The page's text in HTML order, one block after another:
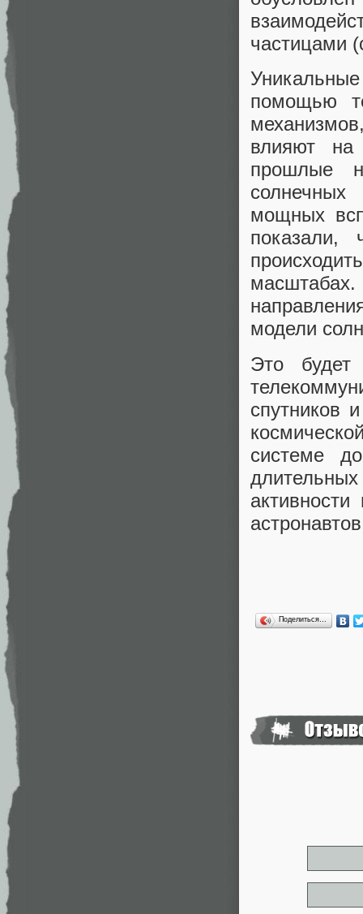
частицами
помощью
влияют
прошлые
мощных
показали,
модели
Это будет
спутников
системе
Поделиться…